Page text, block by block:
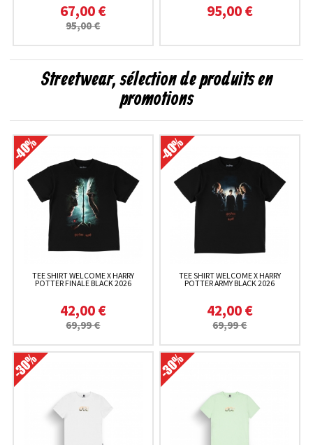
67,00 €
95,00 €
95,00 €
Streetwear, sélection de produits en
promotions
TEE SHIRT WELCOME X HARRY
POTTER FINALE BLACK 2026
42,00 €
69,99 €
TEE SHIRT WELCOME X HARRY
POTTER ARMY BLACK 2026
42,00 €
69,99 €